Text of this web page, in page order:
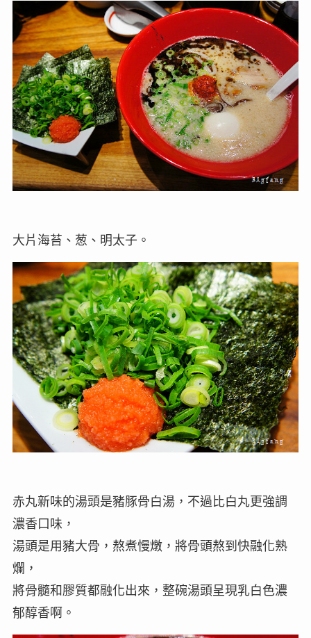
大片海苔、葱、明太子。
赤丸新味的湯頭是豬豚骨白湯，不過比白丸更強調
濃香口味，
湯頭是用豬大骨，熬煮慢燉，將骨頭熬到快融化熟
爛，
將骨髓和膠質都融化出來，整碗湯頭呈現乳白色濃
郁醇香啊。